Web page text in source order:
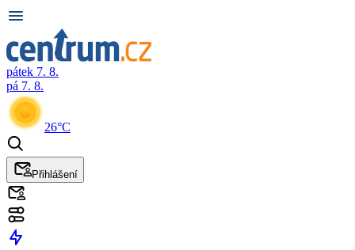
pátek 7. 8.
pá 7. 8.
26°C
Přihlášení